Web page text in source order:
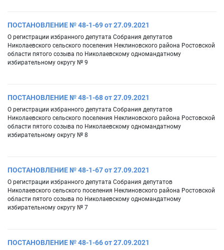
ПОСТАНОВЛЕНИЕ № 48-1-69 от 27.09.2021
О регистрации избранного депутата Собрания депутатов
Николаевского сельского поселения Неклиновского района Ростовской
области пятого созыва по Николаевскому одномандатному
избирательному округу № 9
ПОСТАНОВЛЕНИЕ № 48-1-68 от 27.09.2021
О регистрации избранного депутата Собрания депутатов
Николаевского сельского поселения Неклиновского района Ростовской
области пятого созыва по Николаевскому одномандатному
избирательному округу № 8
ПОСТАНОВЛЕНИЕ № 48-1-67 от 27.09.2021
О регистрации избранного депутата Собрания депутатов
Николаевского сельского поселения Неклиновского района Ростовской
области пятого созыва по Николаевскому одномандатному
избирательному округу № 7
ПОСТАНОВЛЕНИЕ № 48-1-66 от 27.09.2021